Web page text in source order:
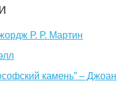
Р. Р. Мартин
камень” – Джоан